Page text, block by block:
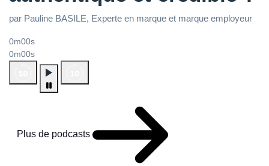
par Pauline BASILE, Experte en marque et marque employeur
0m00s
0m00s
Plus de podcasts